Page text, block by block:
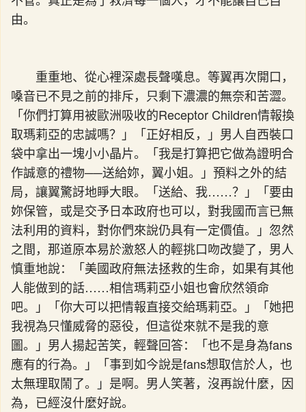
由。
重重地、從心裡深處長聲嘆息。等翼再次開口，
嗓音已不見之前的排斥，只剩下濃濃的無奈和苦澀。
「你們打算用被歐洲吸收的Receptor Children情報換
取瑪莉亞的忠誠嗎？」「正好相反，」男人自西裝口
袋中拿出一塊小小晶片。「我是打算把它做為證明合
作誠意的禮物──送給妳，翼小姐。」預料之外的結
局，讓翼驚訝地睜大眼。「送給、我……？」「要由
妳保管，或是交予日本政府也可以，對我國而言已無
法利用的資料，對你們來說仍具有一定價值。」忽然
之間，那道原本易於激怒人的輕挑口吻改變了，男人
慎重地說：「美國政府無法拯救的生命，如果有其他
人能做到的話……相信瑪莉亞小姐也會欣然領命
吧。」「你大可以把情報直接交給瑪莉亞。」「她把
我視為只懂威脅的惡役，但這從來就不是我的意
圖。」男人揚起苦笑，輕聲回答：「也不是身為fans
應有的行為。」「事到如今說是fans想取信於人，也
太無理取鬧了。」是啊。男人笑著，沒再說什麼，因
為，已經沒什麼好說。